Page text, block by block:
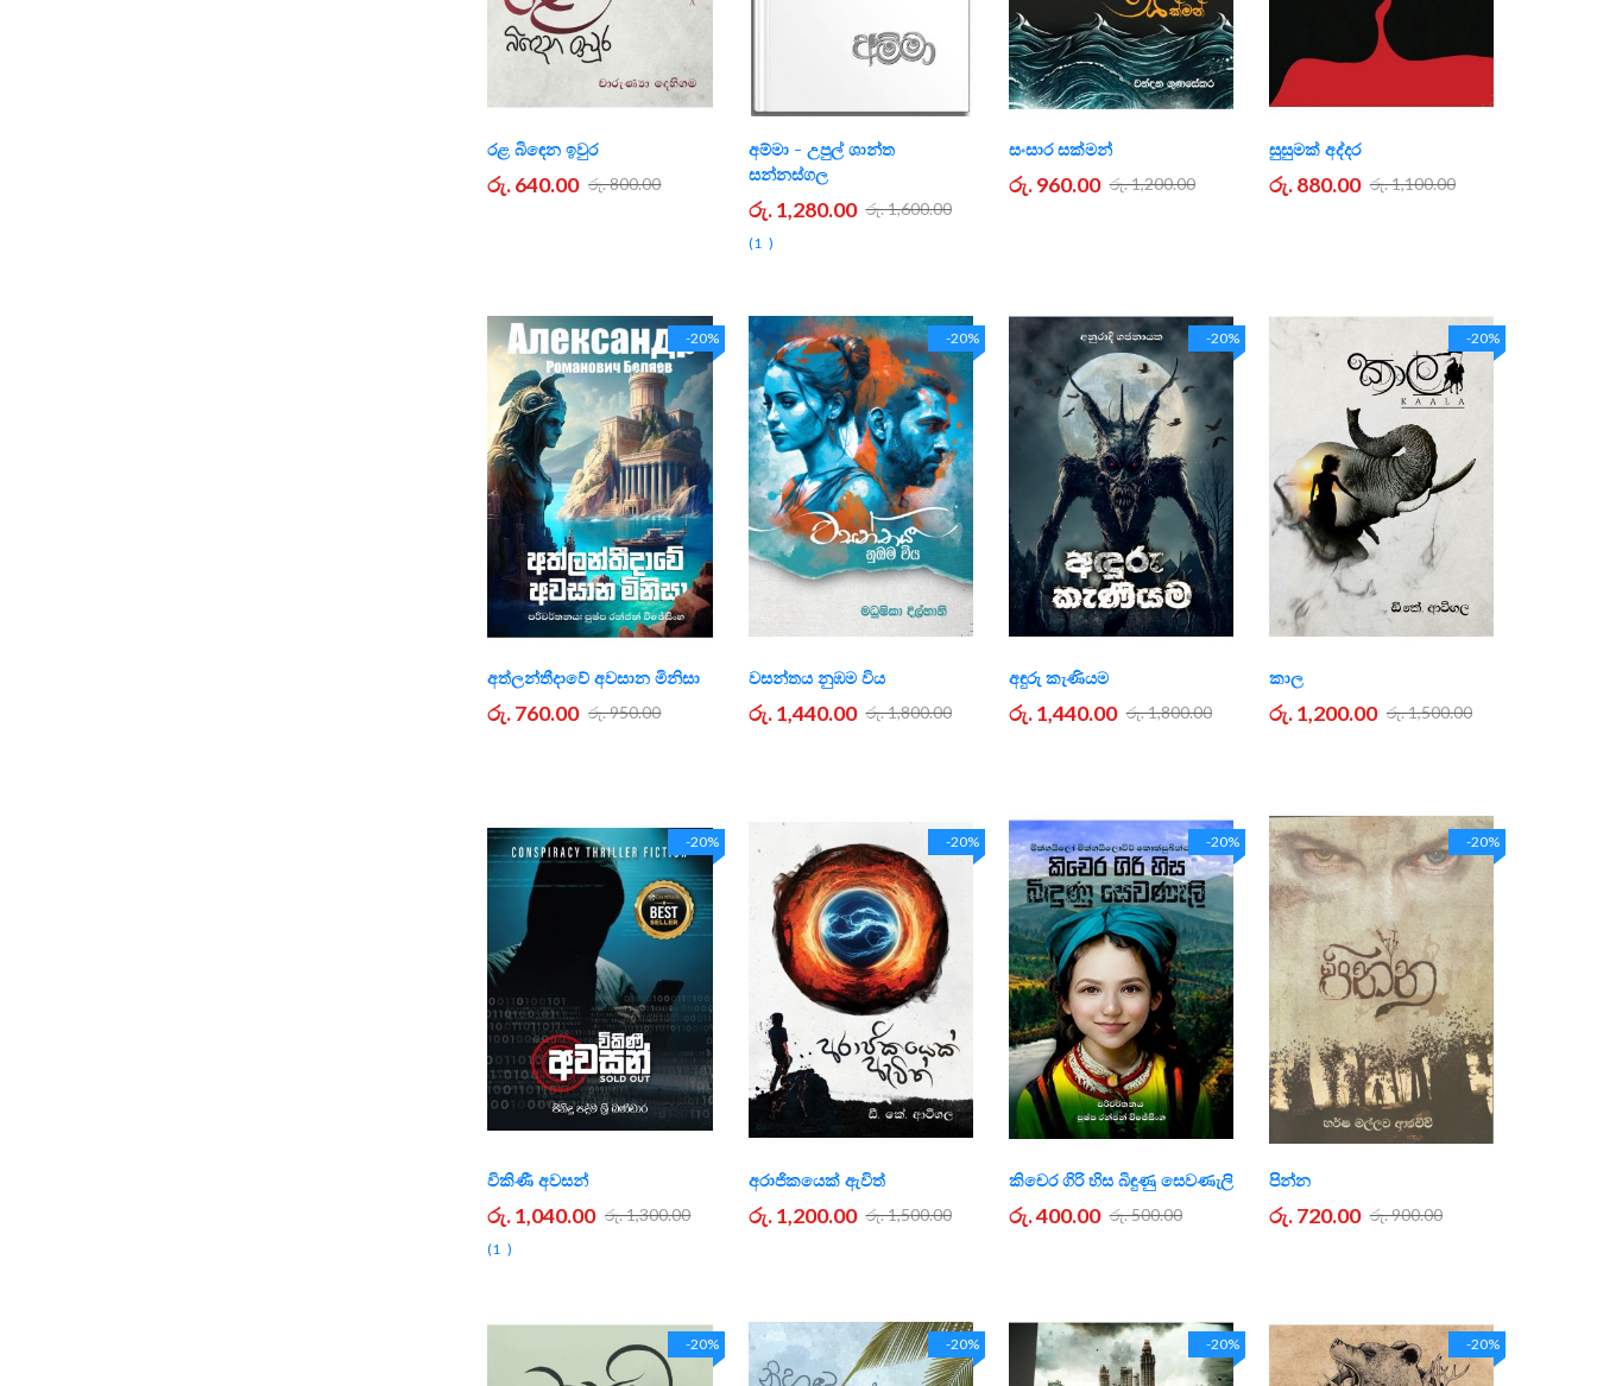
රළ බිඳෙන ඉවුර
රු. 640.00 රු. 800.00
අම්මා - උපුල් ශාන්ත
සන්නස්ගල
රු. 1,280.00 රු. 1,600.00
1
සංසාර සක්මන්
රු. 960.00 රු. 1,200.00
සුසුමක් අද්දර
රු. 880.00 රු. 1,100.00
-20%
අත්ලන්තීදාවේ අවසාන මිනිසා
රු. 760.00 රු. 950.00
-20%
වසන්තය නුඹම විය
රු. 1,440.00 රු. 1,800.00
-20%
අඳුරු කැණියම
රු. 1,440.00 රු. 1,800.00
-20%
කාල
රු. 1,200.00 රු. 1,500.00
-20%
විකිණී අවසන්
රු. 1,040.00 රු. 1,300.00
1
-20%
අරාජිකයෙක් ඇවිත්
රු. 1,200.00 රු. 1,500.00
-20%
කිචෙර ගිරි හිස බිඳුණු සෙවණැලි
රු. 400.00 රු. 500.00
-20%
පින්න
රු. 720.00 රු. 900.00
-20% -20% -20% -20%